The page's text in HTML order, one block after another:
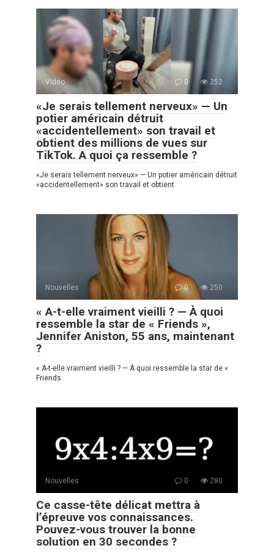
Vidéo 0 252
«Je serais tellement nerveux» — Un
potier américain détruit
«accidentellement» son travail et
obtient des millions de vues sur
TikTok. A quoi ça ressemble ?
«Je serais tellement nerveux» — Un potier américain détruit
«accidentellement» son travail et obtient
Nouvelles 0 250
« A-t-elle vraiment vieilli ? — À quoi
ressemble la star de « Friends »,
Jennifer Aniston, 55 ans, maintenant
?
« A-t-elle vraiment vieilli ? — À quoi ressemble la star de «
Friends
Nouvelles 0 280
Ce casse-tête délicat mettra à
l’épreuve vos connaissances.
Pouvez-vous trouver la bonne
solution en 30 secondes ?